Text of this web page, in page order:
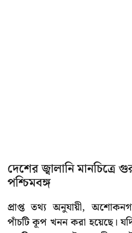
দেশের জ্বালানি মানচিত্রে
পশ্চিমবঙ্গ
প্রাপ্ত তথ্য অনুযায়ী,
পাঁচটি কূপ খনন করা হয়েছে।